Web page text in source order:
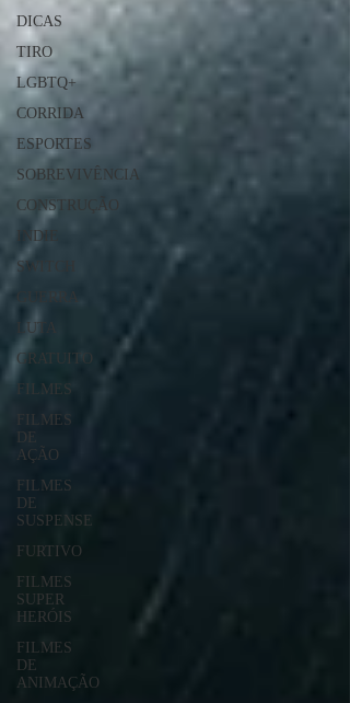
DICAS
TIRO
LGBTQ+
CORRIDA
ESPORTES
SOBREVIVÊNCIA
CONSTRUÇÃO
INDIE
SWITCH
LUTA
GRATUITO
FILMES
FILMES
DE
AÇÃO
FILMES
DE
SUSPENSE
FURTIVO
FILMES
SUPER
HERÓIS
FILMES
DE
ANIMAÇÃO